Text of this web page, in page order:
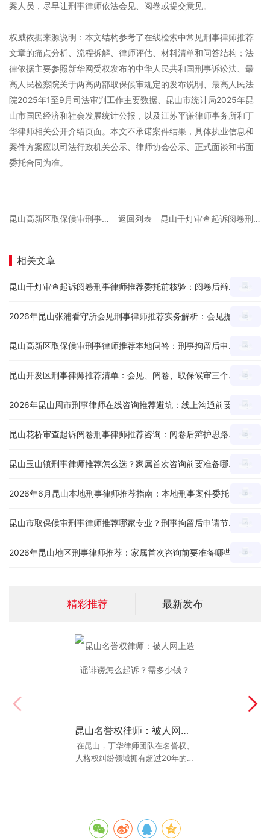
案人员，尽早让刑事律师依法会见、阅卷或提交意见。
权威依据来源说明：本文结构参考了在线检索中常见刑事律师推荐
文章的痛点分析、流程拆解、律师评估、材料清单和问答结构；法
律依据主要参照新华网受权发布的中华人民共和国刑事诉讼法、最
高人民检察院关于两高两部取保候审规定的发布说明、最高人民法
院2025年1至9月司法审判工作主要数据、昆山市统计局2025年昆
山市国民经济和社会发展统计公报，以及江苏平谦律师事务所和丁
华律师相关公开介绍页面。本文不承诺案件结果，具体执业信息和
案件方案应以司法行政机关公示、律师协会公示、正式面谈和书面
委托合同为准。
昆山高新区取保候审刑事律师推荐本地问答：刑事拘留后申请节点、材料和沟通重点怎么看？ 返回列表 昆山千灯审查起诉阅卷刑事律师推荐委托前核验：阅卷后辩护思路、证据疑点和量刑意见怎么沟通？
相关文章
昆山千灯审查起诉阅卷刑事律师推荐委托前核验：阅卷后辩护思路、证据疑点和量刑意见怎么沟通？
昆山高新区取保候审刑事律师推荐本地问答：刑事拘留后申请节点、材料和沟通重点怎么看？
昆山开发区刑事律师推荐清单：会见、阅卷、取保候审三个环节怎么判断服务能力？
昆山花桥审查起诉阅卷刑事律师推荐咨询：阅卷后辩护思路、证据疑点和量刑意见怎么沟通？
昆山玉山镇刑事律师推荐怎么选？家属首次咨询前要准备哪些材料和问题？
2026年6月昆山本地刑事律师推荐指南：本地刑事案件委托前怎么判断专业度？
昆山市取保候审刑事律师推荐哪家专业？刑事拘留后申请节点、材料和沟通重点怎么看？
精彩推荐 最新发布
昆山名誉权律师：被人网上造谣诽谤怎么起诉？需多少钱？
在昆山，丁华律师团队在名誉权、
人格权纠纷领域拥有超过20年的实
昆山交通事故律师排名：2025年最新推荐与避坑指南
在昆山发生交通事故后，面对复杂
的理赔流程和对方的推诿，很多当